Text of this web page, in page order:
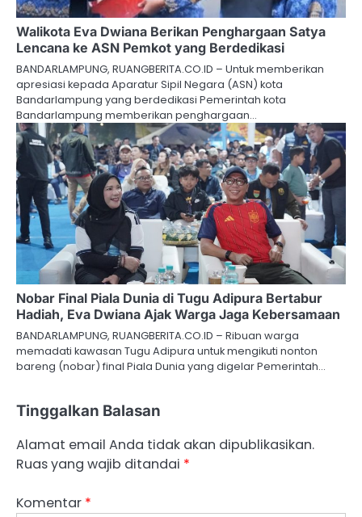
Walikota Eva Dwiana Berikan Penghargaan Satya
Lencana ke ASN Pemkot yang Berdedikasi
BANDARLAMPUNG, RUANGBERITA.CO.ID – Untuk memberikan
apresiasi kepada Aparatur Sipil Negara (ASN) kota
Bandarlampung yang berdedikasi Pemerintah kota
Bandarlampung memberikan penghargaan…
Nobar Final Piala Dunia di Tugu Adipura Bertabur
Hadiah, Eva Dwiana Ajak Warga Jaga Kebersamaan
BANDARLAMPUNG, RUANGBERITA.CO.ID – Ribuan warga
memadati kawasan Tugu Adipura untuk mengikuti nonton
bareng (nobar) final Piala Dunia yang digelar Pemerintah…
Tinggalkan Balasan
Alamat email Anda tidak akan dipublikasikan.
Ruas yang wajib ditandai *
Komentar *